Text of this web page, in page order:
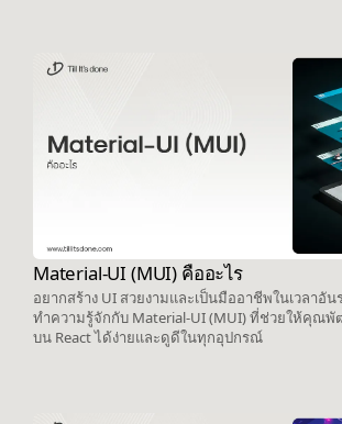
Material-UI (MUI) คืออะไร
อยากสร้าง UI สวยงามและเป็นมืออาชีพในเวลาอัน
ทำความรู้จักกับ Material-UI (MUI) ที่ช่วยให้คุณ
บน React ได้ง่ายและดูดีในทุกอุปกรณ์